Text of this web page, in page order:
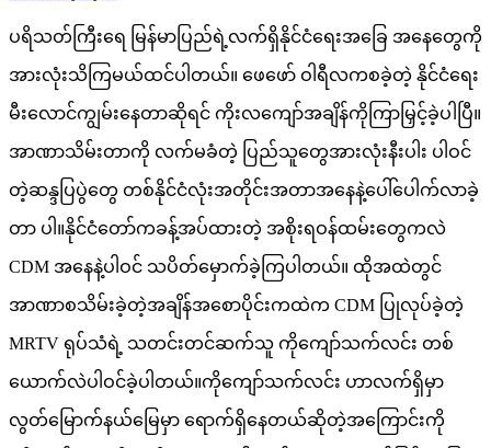
ပရိသတ်ကြီးရေ မြန်မာပြည်ရဲ့လက်ရှိနိုင်ငံရေးအခြေ အနေတွေကို
အားလုံးသိကြမယ်ထင်ပါတယ်‌။ ဖေဖော် ဝါရီလကစခဲ့တဲ့ နိုင်ငံရေး
မီးလောင်ကျွမ်းနေတာဆိုရင် ကိုးလကျော်အချိန်ကိုကြာမြှင့်ခဲ့ပါပြီ။
အာဏာသိမ်းတာကို လက်မခံတဲ့ ပြည်သူတွေအားလုံးနီးပါး ပါဝင်
တဲ့ဆန္ဒပြပွဲတွေ တစ်နိုင်ငံလုံးအတိုင်းအတာအနေနဲ့ပေါ်ပေါက်လာခဲ့
တာ ပါ။နိုင်ငံတော်ကခန့်အပ်ထားတဲ့ အစိုးရဝန်ထမ်းတွေကလဲ
CDM အနေနဲ့ပါဝင် သပိတ်မှောက်ခဲ့ကြပါတယ်။ ထိုအထဲတွင်
အာဏာစသိမ်းခဲ့တဲ့အချိန်အစောပိုင်းကထဲက CDM ပြုလုပ်ခဲ့တဲ့
MRTV ရုပ်သံရဲ့ သတင်းတင်ဆက်သူ ကိုကျော်သက်လင်း တစ်
ယောက်လဲပါဝင်ခဲ့ပါတယ်။ကိုကျော်သက်လင်း ဟာလက်ရှိမှာ
လွတ်မြောက်နယ်မြေမှာ ရောက်ရှိနေတယ်ဆိုတဲ့အကြောင်းကို